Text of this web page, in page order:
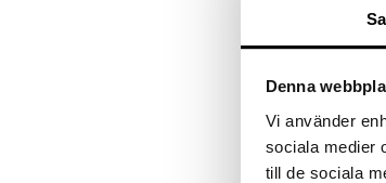
Denna
Vi använder
sociala medier
till de sociala